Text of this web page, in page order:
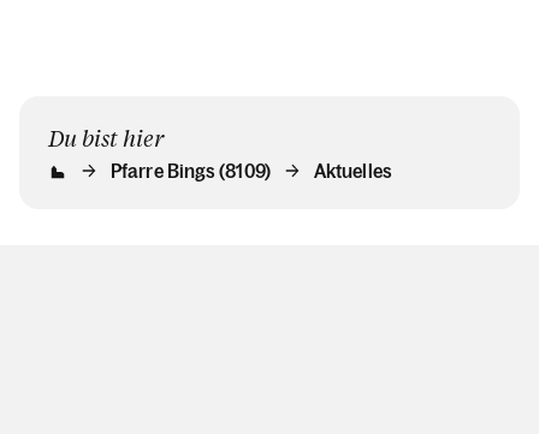
Du bist hier
Pfarre Bings (8109) Aktuelles